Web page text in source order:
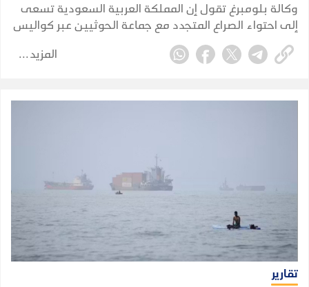
وكالة بلومبرغ تقول إن المملكة العربية السعودية تسعى
إلى احتواء الصراع المتجدد مع جماعة الحوثيين عبر كواليس
الدبلوماسية، في محاولة لمنع الاشتباكات مع الجماعة
المدعومة من إيران من الإضرار بقطاعها النفطي
المزيد
تقارير